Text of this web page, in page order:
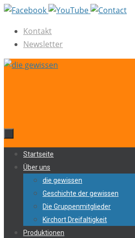
Zum
springenKontakt
Newsletter
Zum
Inhalt
springen
Startseite
Über uns
die gewissen
Geschichte der gewissen
Die Gruppenmitglieder
Kirchort Dreifaltigkeit
Produktionen